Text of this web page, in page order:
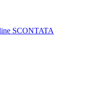
SCONTATA